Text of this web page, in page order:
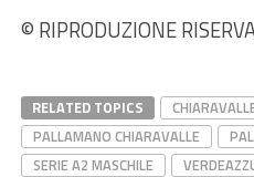
© RIPRODUZIONE
RELATED TOPICS
PALLAMANO CHIARAVALLE
SERIE A2 MASCHILE